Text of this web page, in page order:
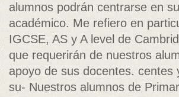
alumnos podrán centrarse en
académico. Me refiero en
IGCSE, AS y A level de
que requerirán de nuestros
apoyo de sus docentes.
su- Nuestros alumnos de